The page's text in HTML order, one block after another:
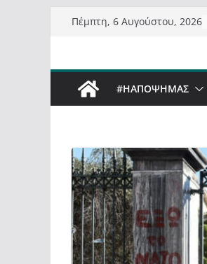
Μετάβαση
Πέμπτη, 6 Αυγούστου, 2026
#ΗΑΠΟΨΗΜΑΣ